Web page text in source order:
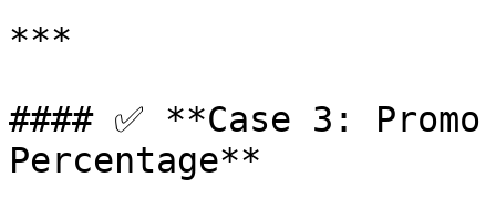
***
#### ✅ **Case 3: Promo
Percentage**